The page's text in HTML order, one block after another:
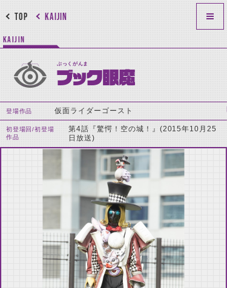
KAIJIN
TOP
KAIJIN
ぶっくがんま
ブック眼魔
登場作品 仮面ライダーゴースト
初登場回/初登場
作品
第4話『驚愕！空の城！』(2015年10月25
日放送)